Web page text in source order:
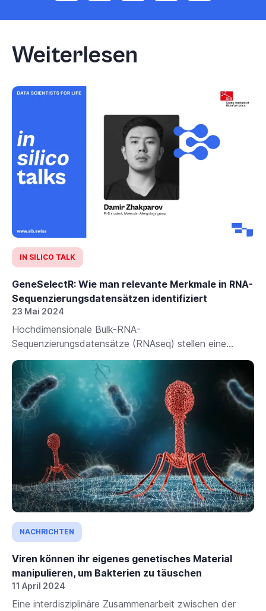
Weiterlesen
IN SILICO TALK
GeneSelectR: Wie man relevante Merkmale in RNA-
Sequenzierungsdatensätzen identifiziert
23 Mai 2024
Hochdimensionale Bulk-RNA-
Sequenzierungsdatensätze (RNAseq) stellen eine...
NACHRICHTEN
Viren können ihr eigenes genetisches Material
manipulieren, um Bakterien zu täuschen
11 April 2024
Eine interdisziplinäre Zusammenarbeit zwischen der